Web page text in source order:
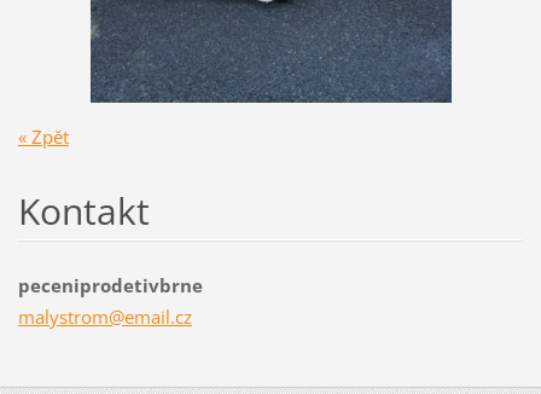
« Zpět
Kontakt
peceniprodetivbrne
malystrom@email.cz